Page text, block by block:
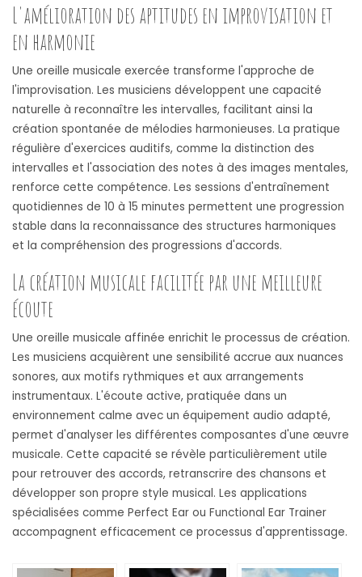
L'amélioration des aptitudes en improvisation et
en harmonie
Une oreille musicale exercée transforme l'approche de
l'improvisation. Les musiciens développent une capacité
naturelle à reconnaître les intervalles, facilitant ainsi la
création spontanée de mélodies harmonieuses. La pratique
régulière d'exercices auditifs, comme la distinction des
intervalles et l'association des notes à des images mentales,
renforce cette compétence. Les sessions d'entraînement
quotidiennes de 10 à 15 minutes permettent une progression
stable dans la reconnaissance des structures harmoniques
et la compréhension des progressions d'accords.
La création musicale facilitée par une meilleure
écoute
Une oreille musicale affinée enrichit le processus de création.
Les musiciens acquièrent une sensibilité accrue aux nuances
sonores, aux motifs rythmiques et aux arrangements
instrumentaux. L'écoute active, pratiquée dans un
environnement calme avec un équipement audio adapté,
permet d'analyser les différentes composantes d'une œuvre
musicale. Cette capacité se révèle particulièrement utile
pour retrouver des accords, retranscrire des chansons et
développer son propre style musical. Les applications
spécialisées comme Perfect Ear ou Functional Ear Trainer
accompagnent efficacement ce processus d'apprentissage.